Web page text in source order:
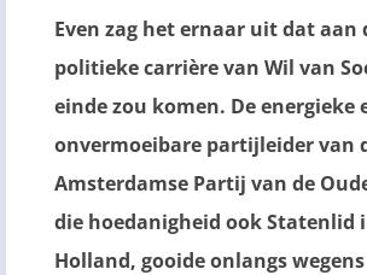
Even zag het ernaar uit dat aan
politieke carrière van Wil van
einde zou komen. De energieke
onvermoeibare partijleider van
Amsterdamse Partij van de
die hoedanigheid ook Statenlid
Holland, gooide onlangs